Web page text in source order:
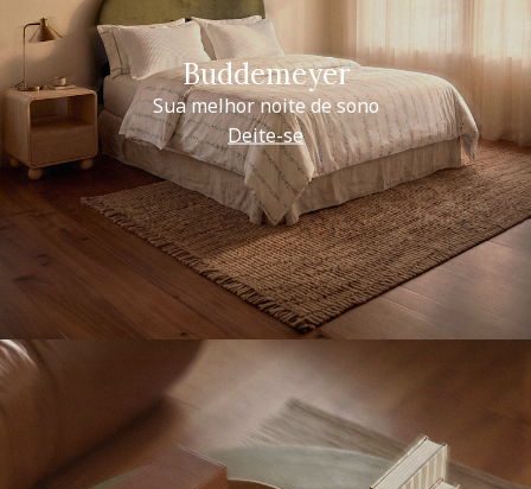
Buddemeyer
Sua melhor noite de sono
Deite-se